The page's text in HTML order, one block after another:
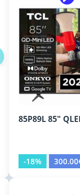
85P89L 85"
-18%